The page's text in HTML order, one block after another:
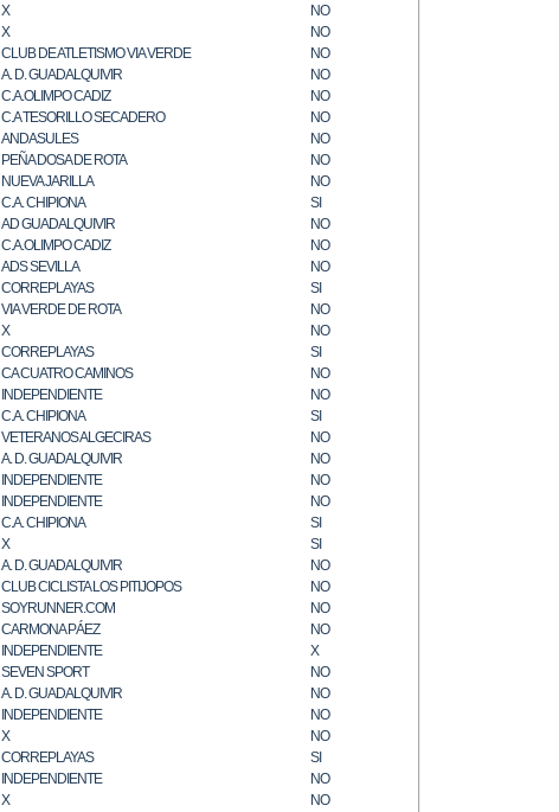
X
NO
X
NO
CLUB DE ATLETISMO VIA VERDE
NO
A. D. GUADALQUIVIR
NO
C.A.OLIMPO CADIZ
NO
C.A TESORILLO SECADERO
NO
ANDASULES
NO
PEÑA DOSA DE ROTA
NO
NUEVA JARILLA
NO
C.A. CHIPIONA
SI
AD GUADALQUIVIR
NO
C.A.OLIMPO CADIZ
NO
ADS SEVILLA
NO
CORREPLAYAS
SI
VIA VERDE DE ROTA
NO
X
NO
CORREPLAYAS
SI
CA CUATRO CAMINOS
NO
INDEPENDIENTE
NO
C.A. CHIPIONA
SI
VETERANOS ALGECIRAS
NO
A. D. GUADALQUIVIR
NO
INDEPENDIENTE
NO
INDEPENDIENTE
NO
C.A. CHIPIONA
SI
X
SI
A. D. GUADALQUIVIR
NO
CLUB CICLISTA LOS PITIJOPOS
NO
SOYRUNNER.COM
NO
CARMONA PÁEZ
NO
INDEPENDIENTE
X
SEVEN SPORT
NO
A. D. GUADALQUIVIR
NO
INDEPENDIENTE
NO
X
NO
CORREPLAYAS
SI
INDEPENDIENTE
NO
X
NO